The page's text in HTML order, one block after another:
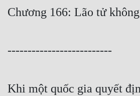
Truyện Dịch
Chương 166: Lão tử
--------------------------
Khi một quốc gia quyết